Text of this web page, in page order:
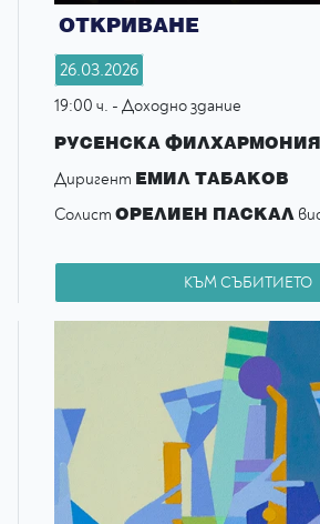
ОТКРИВАНЕ
26.03.2026
19:00 ч. - Доходно здание
РУСЕНСКА ФИЛХАРМОНИЯ
Диригент ЕМИЛ ТАБАКОВ
Солист ОРЕЛИЕН ПАСКАЛ
КЪМ СЪБИТИЕТО